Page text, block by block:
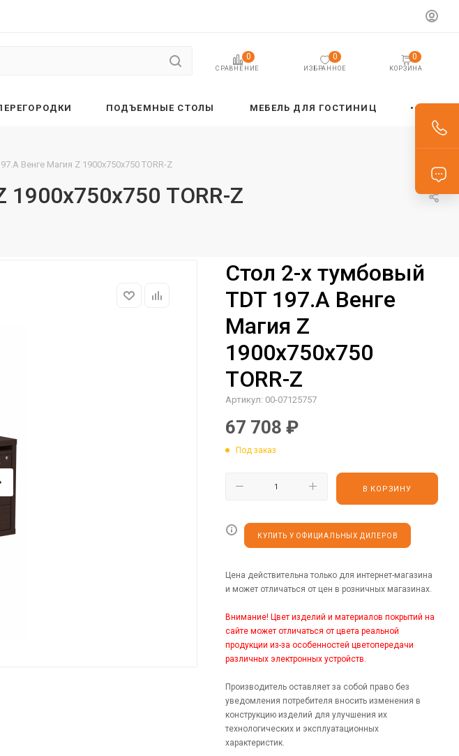
СРАВНЕНИЕ
0
ИЗБРАННОЕ
0
КОРЗИНА
0
ПОДЪЕМНЫЕ СТОЛЫ МЕБЕЛЬ ДЛЯ ГОСТИНИЦ
Венге Магия Z 1900х750х750 TORR-Z
TORR-Z
Стол 2-х тумбовый
TDT 197.A Венге
Магия Z
1900х750х750
TORR-Z
Артикул: 00-07125757
67 708 ₽
Под заказ
В КОРЗИНУ
КУПИТЬ У ОФИЦИАЛЬНЫХ ДИЛЕРОВ
Цена действительна только для интернет-магазина
и может отличаться от цен в розничных магазинах.
Внимание! Цвет изделий и материалов покрытий на
сайте может отличаться от цвета реальной
продукции из-за особенностей цветопередачи
различных электронных устройств.
Производитель оставляет за собой право без
уведомления потребителя вносить изменения в
конструкцию изделий для улучшения их
технологических и эксплуатационных
характеристик.